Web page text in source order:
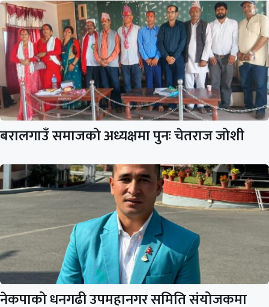
बरालगाउँ समाजको अध्यक्षमा पुनः चेतराज जोशी
नेकपाको धनगढी उपमहानगर समिति संयोजकमा